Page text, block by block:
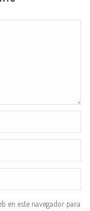
en este navegador para